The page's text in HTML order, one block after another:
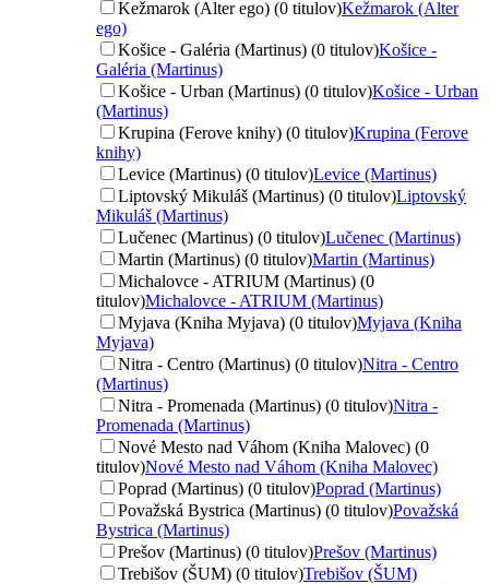
Kežmarok (Alter ego) (0 titulov)Kežmarok (Alter
ego)
Košice - Galéria (Martinus) (0 titulov)Košice -
Galéria (Martinus)
Košice - Urban (Martinus) (0 titulov)Košice - Urban
(Martinus)
Krupina (Ferove knihy) (0 titulov)Krupina (Ferove
knihy)
Levice (Martinus) (0 titulov)Levice (Martinus)
Liptovský Mikuláš (Martinus) (0 titulov)Liptovský
Mikuláš (Martinus)
Lučenec (Martinus) (0 titulov)Lučenec (Martinus)
Martin (Martinus) (0 titulov)Martin (Martinus)
Michalovce - ATRIUM (Martinus) (0
titulov)Michalovce - ATRIUM (Martinus)
Myjava (Kniha Myjava) (0 titulov)Myjava (Kniha
Myjava)
Nitra - Centro (Martinus) (0 titulov)Nitra - Centro
(Martinus)
Nitra - Promenada (Martinus) (0 titulov)Nitra -
Promenada (Martinus)
Nové Mesto nad Váhom (Kniha Malovec) (0
titulov)Nové Mesto nad Váhom (Kniha Malovec)
Poprad (Martinus) (0 titulov)Poprad (Martinus)
Považská Bystrica (Martinus) (0 titulov)Považská
Bystrica (Martinus)
Prešov (Martinus) (0 titulov)Prešov (Martinus)
Trebišov (ŠUM) (0 titulov)Trebišov (ŠUM)